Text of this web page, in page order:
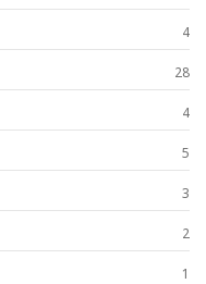
4
28
4
5
3
2
1